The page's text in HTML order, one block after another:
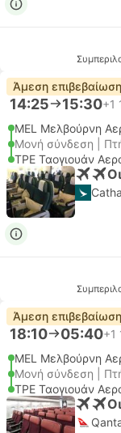
Άμεση επιβεβαίωση
14:25 15:30+1
MEL Μελβούρνη
Μονή σύνδεση |
TPE Ταογιουάν
Άμεση επιβεβαίωση
18:10 05:40+1
MEL Μελβούρνη
Μονή σύνδεση |
TPE Ταογιουάν